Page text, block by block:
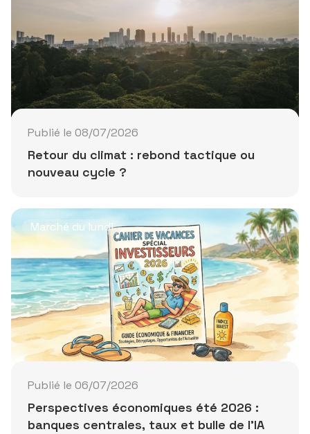
Publié le 08/07/2026
Retour du climat : rebond tactique ou
nouveau cycle ?
Marché du lundi
Publié le 06/07/2026
Perspectives économiques été 2026 :
banques centrales, taux et bulle de l’IA